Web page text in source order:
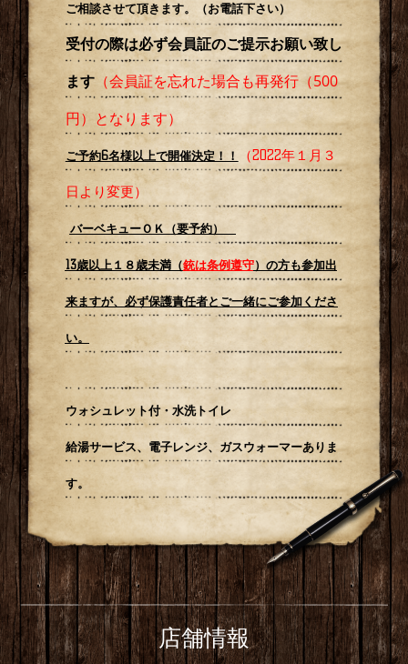
ご相談させて頂きます。（お電話下さい）
受付の際は必ず会員証のご提示お願い致し
ます（会員証を忘れた場合も再発行（500
円）となります）
ご予約6名様以上で開催決定！！ （2022年１月３
日より変更）
バーベキューＯＫ（要予約）
13歳以上１８歳未満（銃は条例遵守）の方も参加出
来ますが、必ず保護責任者とご一緒にご参加くださ
い。
ウォシュレット付・水洗トイレ
給湯サービス、電子レンジ、ガスウォーマーありま
す。
店舗情報